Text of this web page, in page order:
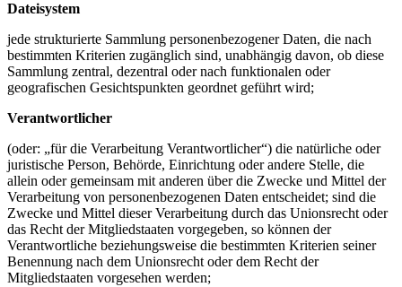
Dateisystem
jede strukturierte Sammlung personenbezogener Daten, die nach
bestimmten Kriterien zugänglich sind, unabhängig davon, ob diese
Sammlung zentral, dezentral oder nach funktionalen oder
geografischen Gesichtspunkten geordnet geführt wird;
Verantwortlicher
(oder: „für die Verarbeitung Verantwortlicher“) die natürliche oder
juristische Person, Behörde, Einrichtung oder andere Stelle, die
allein oder gemeinsam mit anderen über die Zwecke und Mittel der
Verarbeitung von personenbezogenen Daten entscheidet; sind die
Zwecke und Mittel dieser Verarbeitung durch das Unionsrecht oder
das Recht der Mitgliedstaaten vorgegeben, so können der
Verantwortliche beziehungsweise die bestimmten Kriterien seiner
Benennung nach dem Unionsrecht oder dem Recht der
Mitgliedstaaten vorgesehen werden;